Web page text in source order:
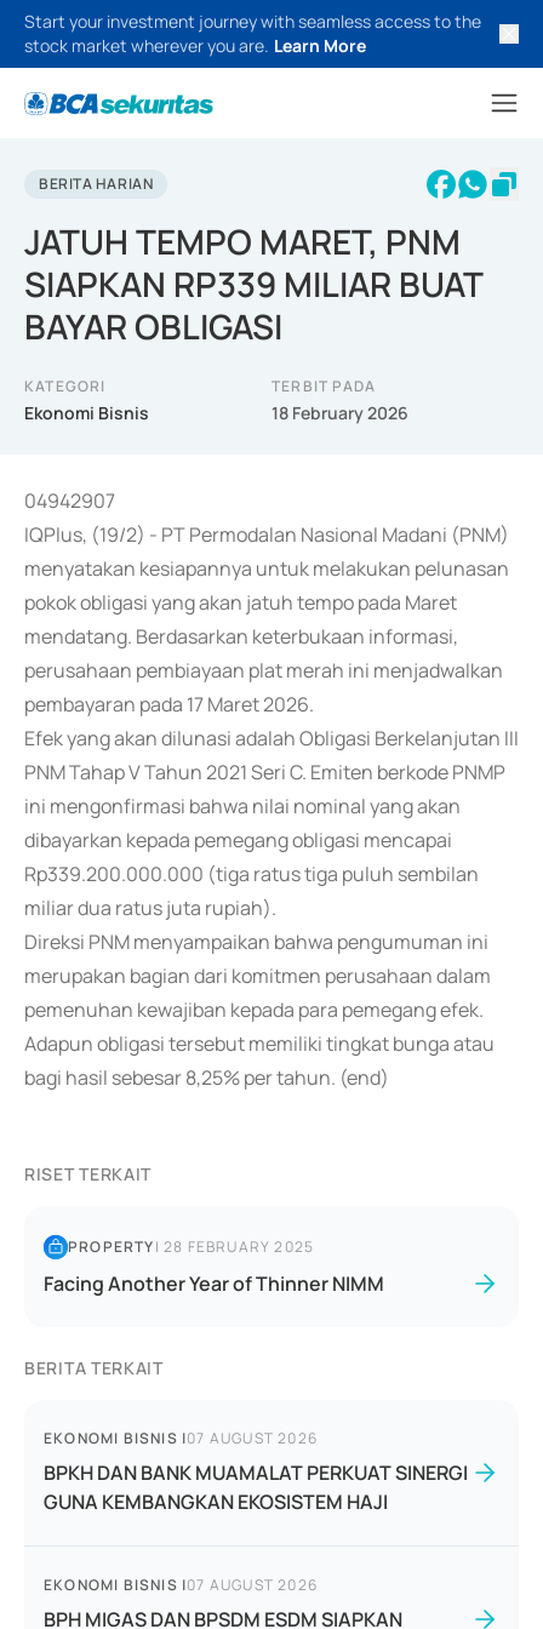
Start your investment journey with seamless access to the
stock market wherever you are. Learn More
BERITA HARIAN
JATUH TEMPO MARET, PNM
SIAPKAN RP339 MILIAR BUAT
BAYAR OBLIGASI
KATEGORI
Ekonomi Bisnis
TERBIT PADA
18 February 2026
04942907
IQPlus, (19/2) - PT Permodalan Nasional Madani (PNM)
menyatakan kesiapannya untuk melakukan pelunasan
pokok obligasi yang akan jatuh tempo pada Maret
mendatang. Berdasarkan keterbukaan informasi,
perusahaan pembiayaan plat merah ini menjadwalkan
pembayaran pada 17 Maret 2026.
Efek yang akan dilunasi adalah Obligasi Berkelanjutan III
PNM Tahap V Tahun 2021 Seri C. Emiten berkode PNMP
ini mengonfirmasi bahwa nilai nominal yang akan
dibayarkan kepada pemegang obligasi mencapai
Rp339.200.000.000 (tiga ratus tiga puluh sembilan
miliar dua ratus juta rupiah).
Direksi PNM menyampaikan bahwa pengumuman ini
merupakan bagian dari komitmen perusahaan dalam
pemenuhan kewajiban kepada para pemegang efek.
Adapun obligasi tersebut memiliki tingkat bunga atau
bagi hasil sebesar 8,25% per tahun. (end)
RISET TERKAIT
PROPERTY|28 FEBRUARY 2025
Facing Another Year of Thinner NIMM
BERITA TERKAIT
EKONOMI BISNIS |07 AUGUST 2026
BPKH DAN BANK MUAMALAT PERKUAT SINERGI
GUNA KEMBANGKAN EKOSISTEM HAJI
EKONOMI BISNIS |07 AUGUST 2026
BPH MIGAS DAN BPSDM ESDM SIAPKAN